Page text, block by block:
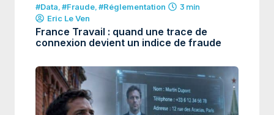
#Data,#Fraude,#Réglementation
3 min
Eric Le Ven
France Travail : quand une trace de
connexion devient un indice de fraude